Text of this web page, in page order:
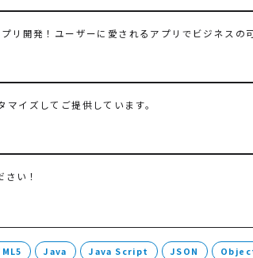
開発！ユーザーに愛されるアプリでビジネスの
イズしてご提供しています。
い！
Java Java Script JSON